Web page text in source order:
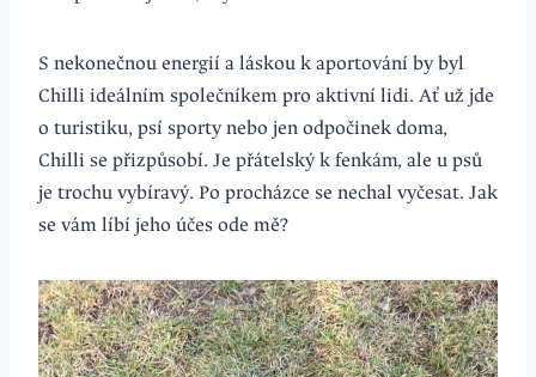
S nekonečnou energií a láskou k aportování by byl
Chilli ideálním společníkem pro aktivní lidi. Ať už jde
o turistiku, psí sporty nebo jen odpočinek doma,
Chilli se přizpůsobí. Je přátelský k fenkám, ale u psů
je trochu vybíravý. Po procházce se nechal vyčesat. Jak
se vám líbí jeho účes ode mě?